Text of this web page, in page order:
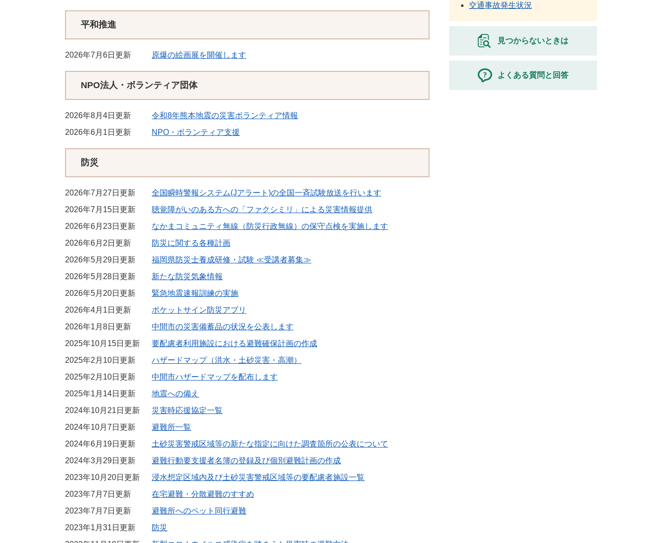
平和推進
2026年7月6日更新 原爆の絵画展を開催します
NPO法人・ボランティア団体
2026年8月4日更新
令和8年熊本地震の災害ボランティア情報
2026年6月1日更新
NPO・ボランティア支援
防災
2026年7月27日更新
全国瞬時警報システム(Jアラート)の全国一斉試験放送を行います
2026年7月15日更新
聴覚障がいのある方への「ファクシミリ」による災害情報提供
2026年6月23日更新
なかまコミュニティ無線（防災行政無線）の保守点検を実施します
2026年6月2日更新
防災に関する各種計画
2026年5月29日更新
福岡県防災士養成研修・試験 ≪受講者募集≫
2026年5月28日更新
新たな防災気象情報
2026年5月20日更新
緊急地震速報訓練の実施
2026年4月1日更新
ポケットサイン防災アプリ
2026年1月8日更新
中間市の災害備蓄品の状況を公表します
2025年10月15日更新
要配慮者利用施設における避難確保計画の作成
2025年2月10日更新
ハザードマップ（洪水・土砂災害・高潮）
2025年2月10日更新
中間市ハザードマップを配布します
2025年1月14日更新
地震への備え
2024年10月21日更新
災害時応援協定一覧
2024年10月7日更新
避難所一覧
2024年6月19日更新
土砂災害警戒区域等の新たな指定に向けた調査箇所の公表について
2024年3月29日更新
避難行動要支援者名簿の登録及び個別避難計画の作成
2023年10月20日更新
浸水想定区域内及び土砂災害警戒区域等の要配慮者施設一覧
2023年7月7日更新
在宅避難・分散避難のすすめ
2023年7月7日更新
避難所へのペット同行避難
2023年1月31日更新
防災
交通事故発生状況
見つからないときは
よくある質問と回答